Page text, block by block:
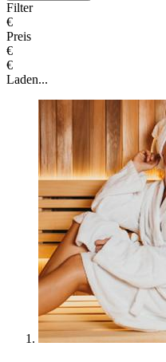
Filter
€
Preis
€
€
Laden...